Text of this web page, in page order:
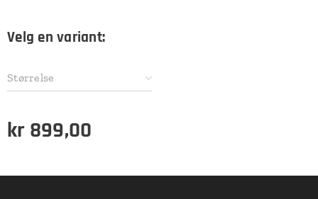
Velg en variant:
Størrelse
kr 899,00